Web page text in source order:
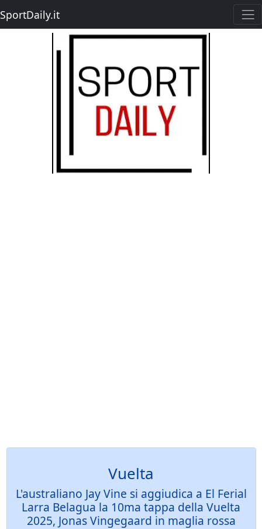
SportDaily.it
Vuelta
L'australiano Jay Vine si aggiudica a El Ferial
Larra Belagua la 10ma tappa della Vuelta
2025, Jonas Vingegaard in maglia rossa